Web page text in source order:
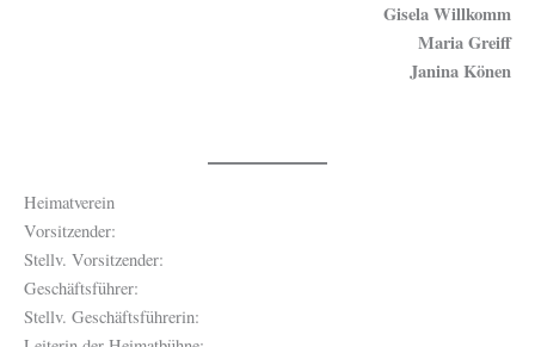
Gisela Willkomm
Maria Greiff
Janina Könen
Heimatverein
Vorsitzender:
Stellv. Vorsitzender:
Geschäftsführer:
Stellv. Geschäftsführerin: